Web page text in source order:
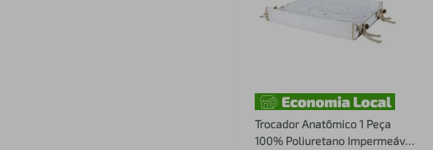
Trocador Anatômico 1 Peça
100% Poliuretano Impermeável